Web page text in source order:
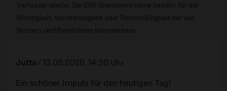
Verfasser wieder. Der ERF übernimmt keine Gewähr für die
Richtigkeit, Vollständigkeit oder Rechtmäßigkeit der von
Nutzern veröffentlichten Kommentare.
Jutta / 13.05.2026, 14:30 Uhr
Ein schöner Impuls für den heutigen Tag!